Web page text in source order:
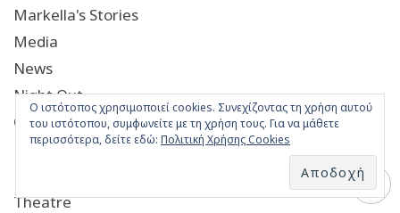
Markella's Stories
Media
News
Night Out
Opinions
Recipes
Theatre
Ο ιστότοπος χρησιμοποιεί cookies. Συνεχίζοντας τη χρήση αυτού
του ιστότοπου, συμφωνείτε με τη χρήση τους. Για να μάθετε
περισσότερα, δείτε εδώ: Πολιτική Χρήσης Cookies